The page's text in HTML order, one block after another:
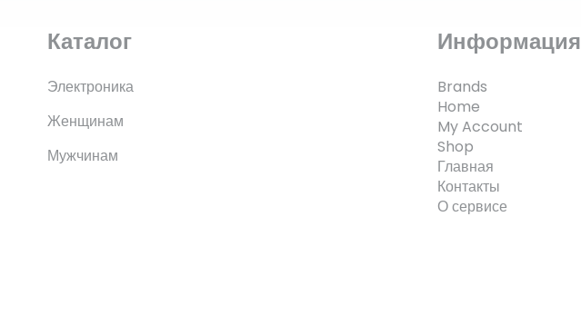
Каталог
Электроника
Женщинам
Мужчинам
Информация
Brands
Home
My Account
Shop
Главная
Контакты
О сервисе